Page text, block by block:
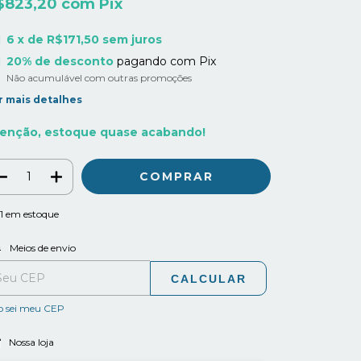
com Pix
6 x de R$171,50 sem juros
20% de descontopagando com Pix
Não acumulável com outras promoções
mais detalhes
estoque quase acabando!
1 em estoque
para o CEP:
Meios de envio
CALCULAR
sei meu CEP
Nossa loja